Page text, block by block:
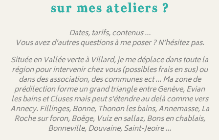
sur mes ateliers ?
Dates, tarifs, contenus …
Vous avez d’autres questions à me poser ? N’hésitez pas.
Située en Vallée verte à Villard, je me déplace dans toute la
région pour intervenir chez vous (possibles frais en sus) ou
dans des association, des communes ect … Ma zone de
prédilection forme un grand triangle entre Genève, Evian
les bains et Cluses mais peut s’étendre au delà comme vers
Annecy. Fillinges, Bonne, Thonon les bains, Annemasse, La
Roche sur foron, Boëge, Vuiz en sallaz, Bons en chablais,
Bonneville, Douvaine, Saint-Jeoire …